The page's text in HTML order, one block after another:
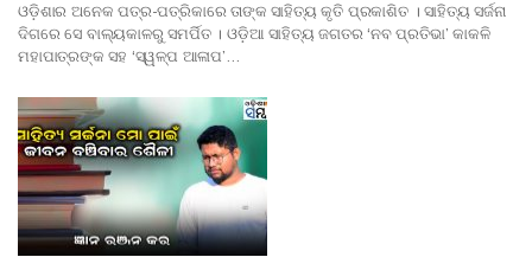
ଓଡ଼ିଶାର ଅନେକ ପତ୍ର-ପତ୍ରିକାରେ ତାଙ୍କ ସାହିତ୍ୟ କୃତି ପ୍ରକାଶିତ । ସାହିତ୍ୟ ସର୍ଜନା
ଦିଗରେ ସେ ବାଲ୍ୟକାଳରୁ ସମର୍ପିତ । ଓଡ଼ିଆ ସାହିତ୍ୟ ଜଗତର ‘ନବ ପ୍ରତିଭା’ କାକଳି
ମହାପାତ୍ରଙ୍କ ସହ ‘ସ୍ୱଳ୍ପ ଆଳାପ’…